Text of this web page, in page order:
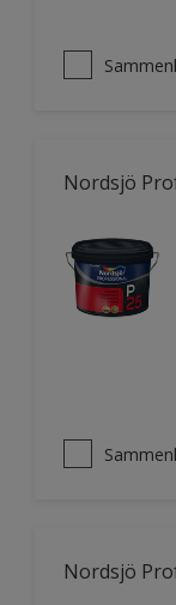
Nordsjö
Nordsjö